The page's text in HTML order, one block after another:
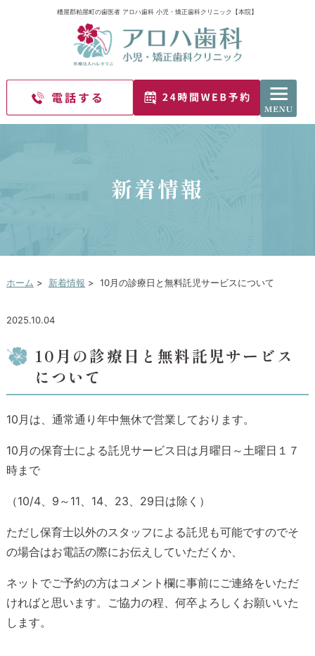
糟屋郡粕屋町の歯医者 アロハ歯科 小児・矯正歯科クリニック【本院】
新着情報
ホーム > 新着情報 > 10月の診療日と無料託児サービスについて
2025.10.04
10月の診療日と無料託児サービス
について
10月は、通常通り年中無休で営業しております。
10月の保育士による託児サービス日は月曜日～土曜日１７
時まで
（10/4、9～11、14、23、29日は除く）
ただし保育士以外のスタッフによる託児も可能ですのでそ
の場合はお電話の際にお伝えしていただくか、
ネットでご予約の方はコメント欄に事前にご連絡をいただ
ければと思います。ご協力の程、何卒よろしくお願いいた
します。